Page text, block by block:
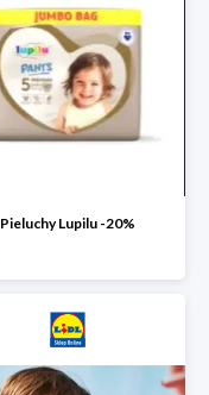
Pieluchy Lupilu -20%